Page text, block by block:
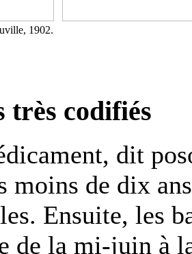
1902.
très codifiés
dit
moins de dix
Ensuite, les
de la mi-juin à